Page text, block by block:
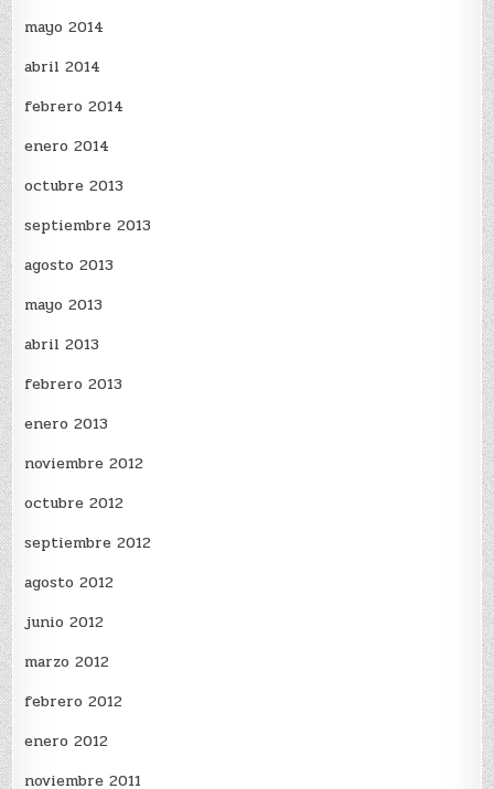
mayo 2014
abril 2014
febrero 2014
enero 2014
octubre 2013
septiembre 2013
agosto 2013
mayo 2013
abril 2013
febrero 2013
enero 2013
noviembre 2012
octubre 2012
septiembre 2012
agosto 2012
junio 2012
marzo 2012
febrero 2012
enero 2012
noviembre 2011